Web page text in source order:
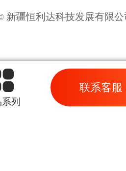
新疆恒利达科技发展有限
列
联系客服